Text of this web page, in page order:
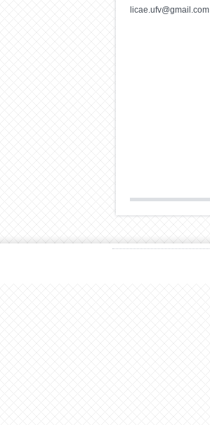
licae.ufv@gmail.com